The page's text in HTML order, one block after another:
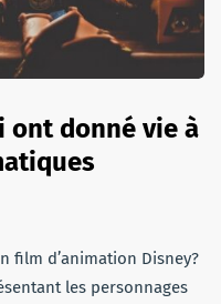
ont donné vie à
film d’animation Disney?
les personnages